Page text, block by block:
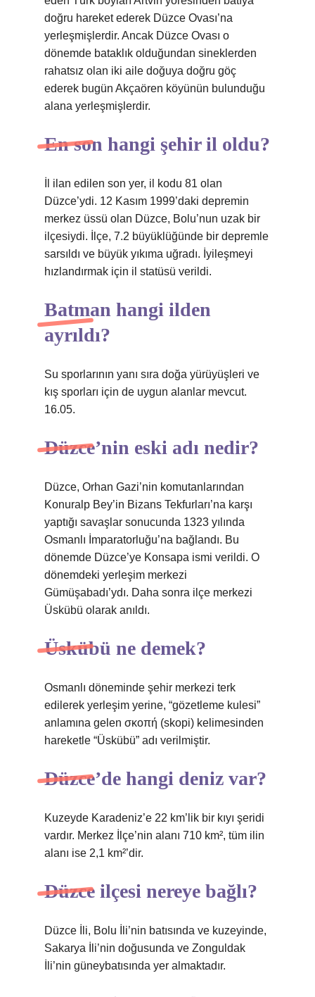
doğru hareket ederek Düzce Ovası’na
yerleşmişlerdir. Ancak Düzce Ovası o
dönemde bataklık olduğundan sineklerden
rahatsız olan iki aile doğuya doğru göç
ederek bugün Akçaören köyünün bulunduğu
alana yerleşmişlerdir.
En son hangi şehir il oldu?
İl ilan edilen son yer, il kodu 81 olan
Düzce’ydi. 12 Kasım 1999’daki depremin
merkez üssü olan Düzce, Bolu’nun uzak bir
ilçesiydi. İlçe, 7.2 büyüklüğünde bir depremle
sarsıldı ve büyük yıkıma uğradı. İyileşmeyi
hızlandırmak için il statüsü verildi.
Batman hangi ilden
ayrıldı?
Su sporlarının yanı sıra doğa yürüyüşleri ve
kış sporları için de uygun alanlar mevcut.
16.05.
Düzce’nin eski adı nedir?
Düzce, Orhan Gazi’nin komutanlarından
Konuralp Bey’in Bizans Tekfurları’na karşı
yaptığı savaşlar sonucunda 1323 yılında
Osmanlı İmparatorluğu’na bağlandı. Bu
dönemde Düzce’ye Konsapa ismi verildi. O
dönemdeki yerleşim merkezi
Gümüşabadı’ydı. Daha sonra ilçe merkezi
Üskübü olarak anıldı.
Üskübü ne demek?
Osmanlı döneminde şehir merkezi terk
edilerek yerleşim yerine, “gözetleme kulesi”
anlamına gelen σκοπή (skopi) kelimesinden
hareketle “Üskübü” adı verilmiştir.
Düzce’de hangi deniz var?
Kuzeyde Karadeniz’e 22 km’lik bir kıyı şeridi
vardır. Merkez İlçe’nin alanı 710 km², tüm ilin
alanı ise 2,1 km²’dir.
Düzce ilçesi nereye bağlı?
Düzce İli, Bolu İli’nin batısında ve kuzeyinde,
Sakarya İli’nin doğusunda ve Zonguldak
İli’nin güneybatısında yer almaktadır.